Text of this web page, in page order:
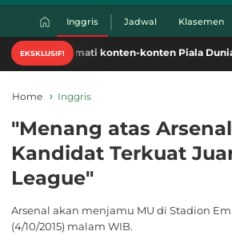
Inggris Jadwal Klasemen
EKSKLUSIF!
Nikmati konten-konten Piala Dunia 2026
Home Inggris
"Menang atas
Kandidat Terkuat
League"
Arsenal akan menjamu MU di Stadion
(4/10/2015) malam WIB.